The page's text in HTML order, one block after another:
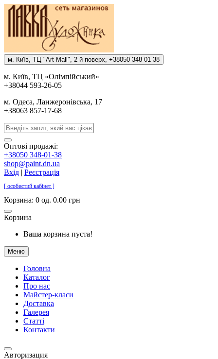
м. Киïв, ТЦ "Art Mall", 2-й поверх, +38050 348-01-38
м. Киïв, ТЦ «Олiмпiйський»
+38044 593-26-05
м. Одеса, Ланжеронiвська, 17
+38063 857-17-68
Оптові продажі:
+38050 348-01-38
shop@paint.dn.ua
Вхід | Реєстрація
[ особистий кабінет ]
Корзина: 0 од. 0.00 грн
Корзина
Ваша корзина пуста!
Меню
Головна
Каталог
Про нас
Майстер-класи
Доставка
Галерея
Статтi
Контакти
Авторизация